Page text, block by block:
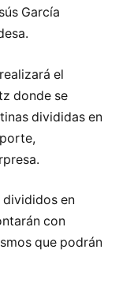
García
el
donde se
divididas en
divididos en
con
que podrán